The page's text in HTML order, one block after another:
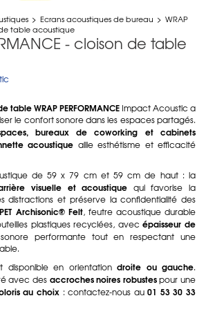
> Ecrans acoustiques de bureau > WRAP
de table acoustique
- cloison de table
WRAP PERFORMANCEImpact Acoustic a
le confort sonore dans les espaces partagés.
bureaux de coworking et cabinets
acoustique allie esthétisme et efficacité
de 59 x 79 cm et 59 cm de haut : la
visuelle et acoustique qui favorise la
distractions et préserve la confidentialité des
PET Archisonic® Felt, feutre acoustique durable
plastiques recyclées, avecépaisseur de
performante tout en respectant une
disponible en orientationdroite ou gauche.
avec des accroches noires robustespour une
au choix : contactez-nous au01 53 30 33